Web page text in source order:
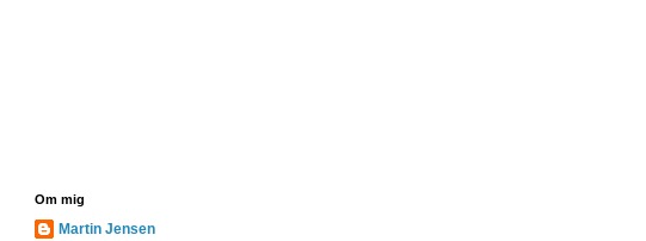
Om mig
Martin Jensen